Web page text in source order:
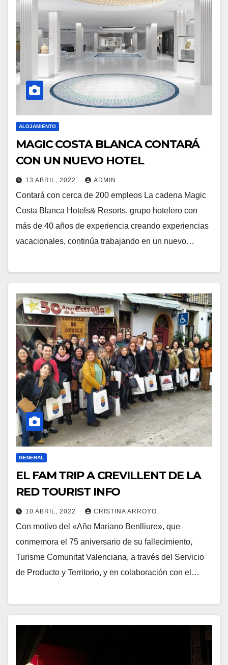
ALOJAMIENTO
MAGIC COSTA BLANCA CONTARÁ
CON UN NUEVO HOTEL
13 ABRIL, 2022 ADMIN
Contará con cerca de 200 empleos La cadena Magic
Costa Blanca Hotels& Resorts, grupo hotelero con
más de 40 años de experiencia creando experiencias
vacacionales, continúa trabajando en un nuevo…
GENERAL
EL FAM TRIP A CREVILLENT DE LA
RED TOURIST INFO
10 ABRIL, 2022 CRISTINA ARROYO
Con motivo del «Año Mariano Benlliure», que
conmemora el 75 aniversario de su fallecimiento,
Turisme Comunitat Valenciana, a través del Servicio
de Producto y Territorio, y en colaboración con el…